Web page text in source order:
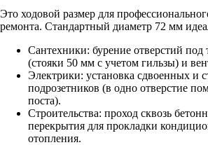
Это ходовой размер для
ремонта. Стандартный диаметр 72 мм
Сантехники: бурение отверстий под
(стояки 50 мм с учетом гильзы) и
Электрики: установка сдвоенных и
подрозетников (в одно отверстие
поста).
Строительства: проход сквозь
перекрытия для прокладки
отопления.